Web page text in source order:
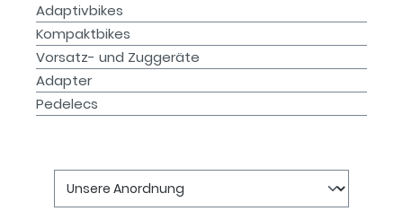
Adaptivbikes
Kompaktbikes
Vorsatz- und Zuggeräte
Adapter
Pedelecs